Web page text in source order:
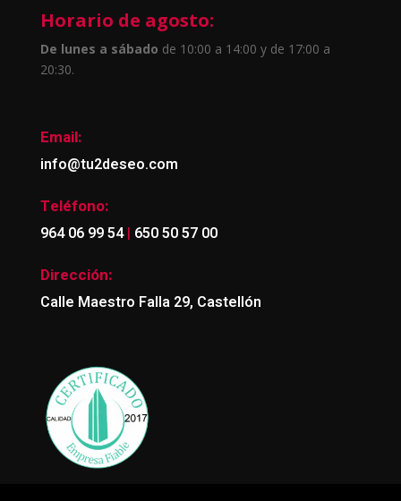
Horario de agosto:
De lunes a sábado de 10:00 a 14:00 y de 17:00 a
20:30.
Email:
info@tu2deseo.com
Teléfono:
964 06 99 54| 650 50 57 00
Dirección:
Calle Maestro Falla 29, Castellón